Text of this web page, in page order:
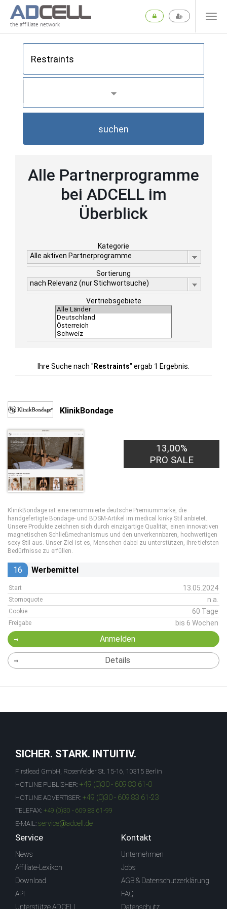
the affiliate network
suchen
Alle Partnerprogramme
bei ADCELL im
Überblick
Kategorie
Alle aktiven Partnerprogramme
Sortierung
nach Relevanz (nur Stichwortsuche)
Vertriebsgebiete
Ihre Suche nach " Restraints" ergab 1 Ergebnis.
KlinikBondage
13,00%
PRO SALE
KlinikBondage ist eine renommierte deutsche Premiummarke, die
handgefertigte Bondage- und BDSM-Artikel im medical kinky Stil anbietet.
Unsere Produkte zeichnen sich durch einzigartige Qualität, einen innovativen
magnetischen Schließmechanismus und den unverkennbaren, hochwertigen
sexy Stil aus. Unser Ziel ist es, Menschen dabei zu unterstützen, ihre tiefsten
Bedürfnisse zu erfüllen.
16 Werbemittel
Start 13.05.2024
Stornoquote n.a.
Cookie 60 Tage
Freigabe bis 6 Wochen
Anmelden
Details
SICHER. STARK. INTUITIV.
Firstlead GmbH, Rosenfelder St. 15-16, 10315 Berlin
HOTLINE PUBLISHER: +49 (0)30 - 609 83 61-0
HOTLINE ADVERTISER: +49 (0)30 - 609 83 61-23
TELEFAX: +49 (0)30 - 609 83 61-99
E-MAIL: service@adcell.de
Service
News
Affiliate-Lexikon
Download
API
Unterstütze ADCELL
Kontakt
Unternehmen
Jobs
AGB & Datenschutzerklärung
FAQ
Datenschutz